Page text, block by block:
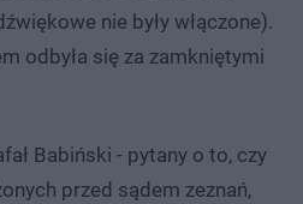
nie były włączone).
odbyła się za zamkniętymi
Babiński - pytany o to, czy
przed sądem zeznań,